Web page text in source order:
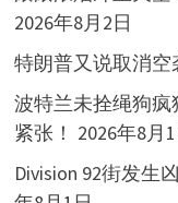
2026年8月2日
特朗普又说取消空
波特兰未拴绳狗
紧张！ 2026年8月
Division 92街发生